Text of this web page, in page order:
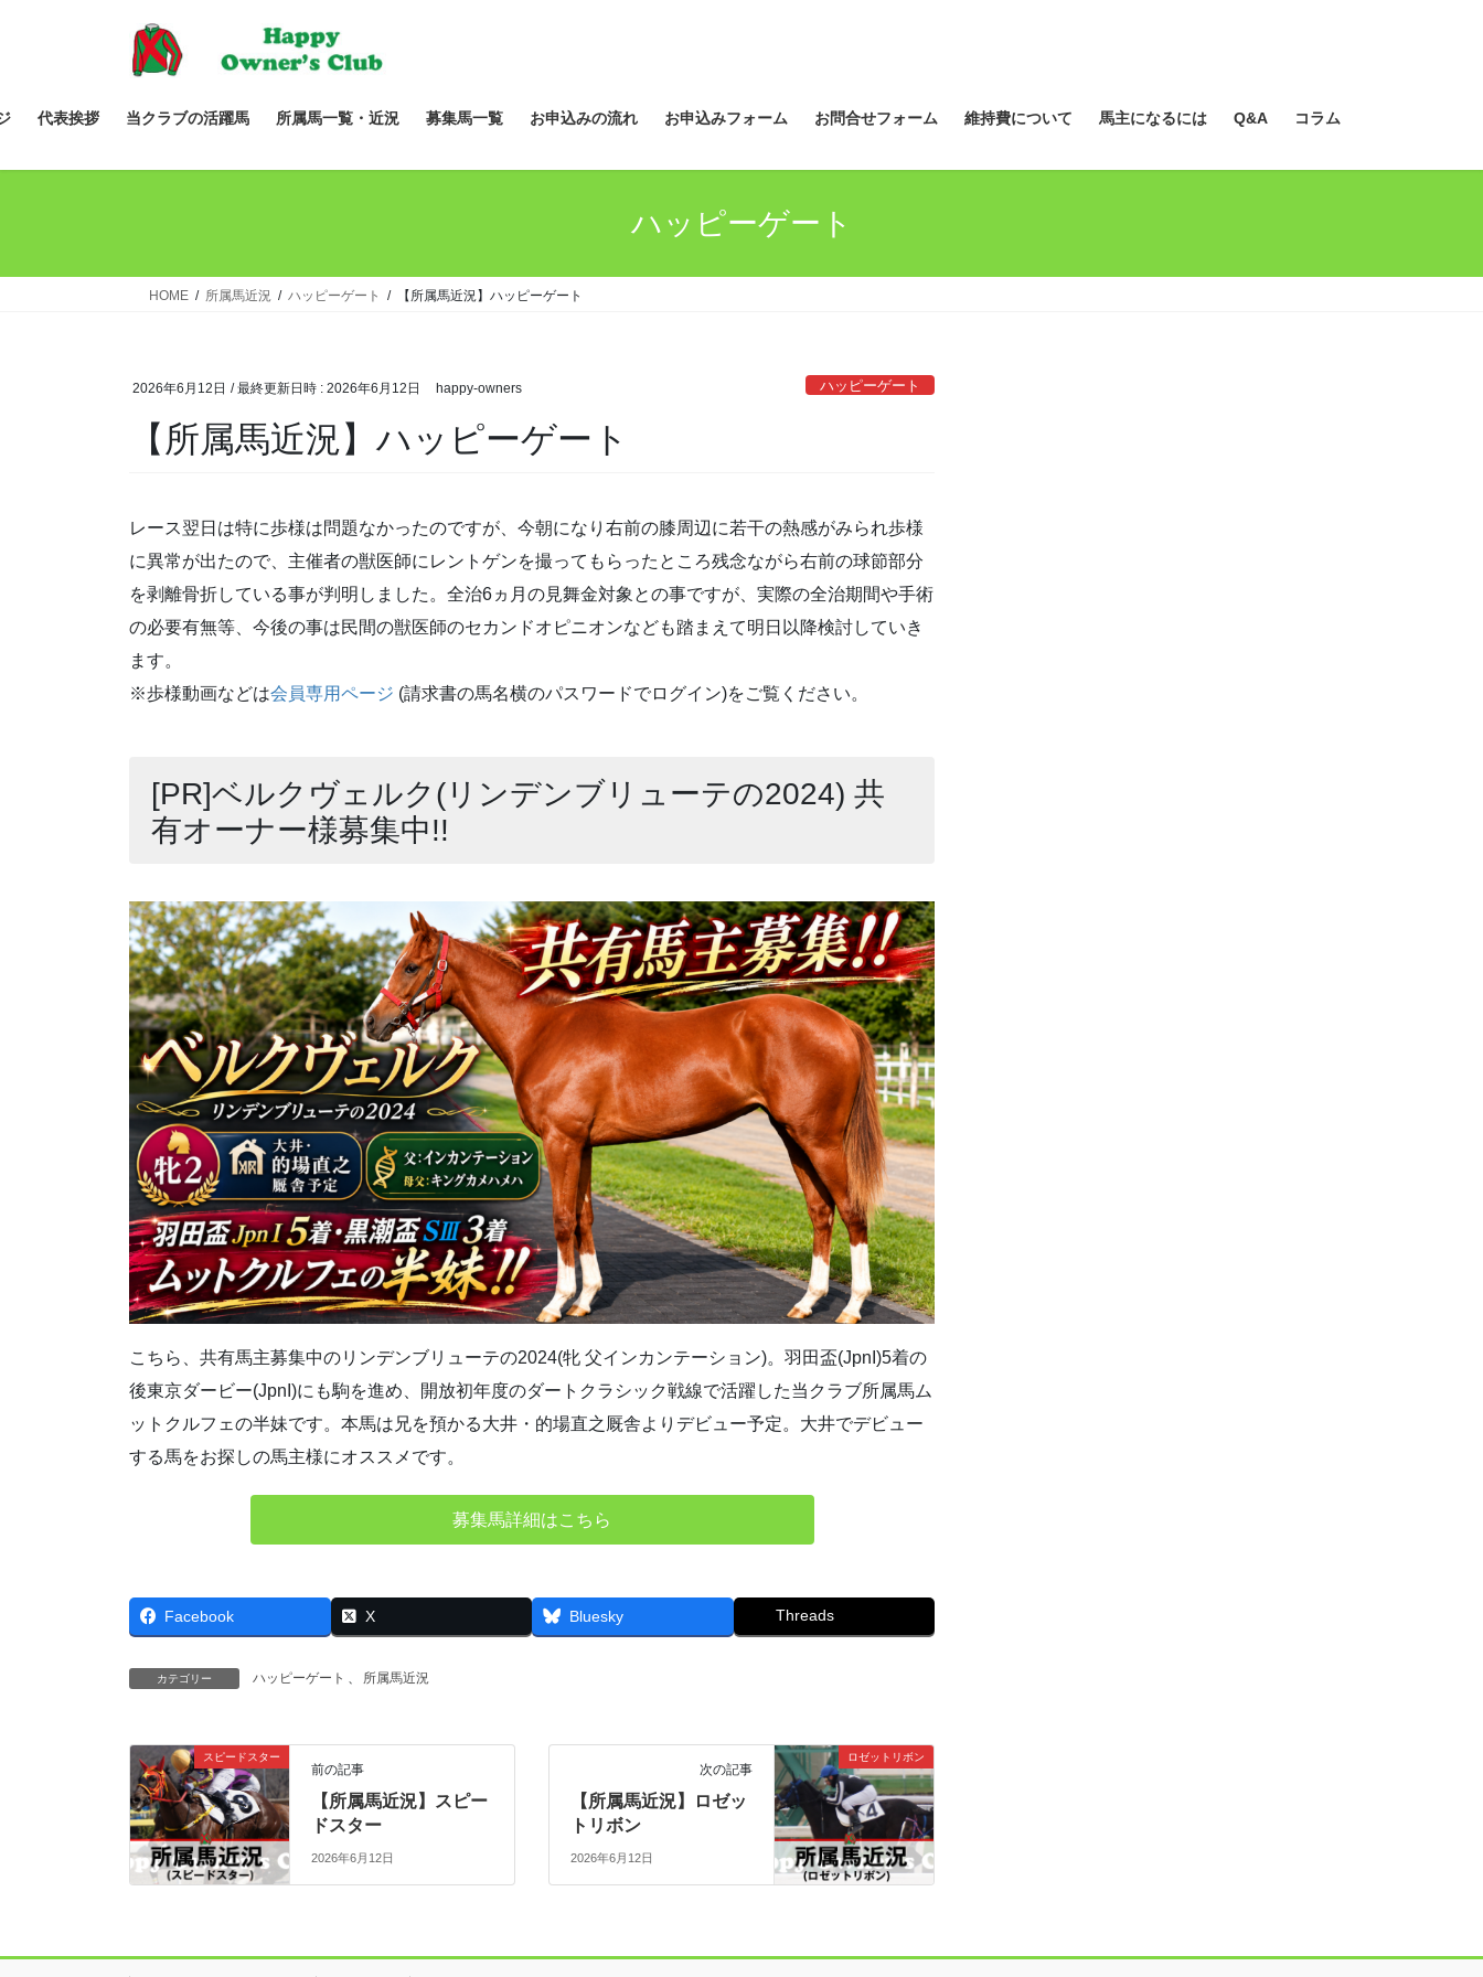
ツ
ス
シ
ン
代表挨拶 当クラブの活躍馬 所属馬一覧・近況 募集馬一覧 お申込みの流れ お申込みフォーム お問合せフォーム 維持費について 馬主になるには Q&A コラム
ハッピーゲート
HOME 所属馬近況 ハッピーゲート 【所属馬近況】ハッピーゲート
2026年6月12日 / 最終更新日時 : 2026年6月12日 happy-owners ハッピーゲート
【所属馬近況】ハッピーゲート
レース翌日は特に歩様は問題なかったのですが、今朝になり右前の膝周辺に若干の熱感がみられ歩様
に異常が出たので、主催者の獣医師にレントゲンを撮ってもらったところ残念ながら右前の球節部分
を剥離骨折している事が判明しました。全治6ヵ月の見舞金対象との事ですが、実際の全治期間や手術
の必要有無等、今後の事は民間の獣医師のセカンドオピニオンなども踏まえて明日以降検討していき
ます。
※歩様動画などは会員専用ページ (請求書の馬名横のパスワードでログイン)をご覧ください。
[PR]ベルクヴェルク(リンデンブリューテの2024) 共
有オーナー様募集中!!
こちら、共有馬主募集中のリンデンブリューテの2024(牝 父インカンテーション)。羽田盃(JpnI)5着の
後東京ダービー(JpnI)にも駒を進め、開放初年度のダートクラシック戦線で活躍した当クラブ所属馬ム
ットクルフェの半妹です。本馬は兄を預かる大井・的場直之厩舎よりデビュー予定。大井でデビュー
する馬をお探しの馬主様にオススメです。
募集馬詳細はこちら
Facebook X Bluesky Threads
カテゴリー ハッピーゲート 、 所属馬近況
スピードスター
前の記事
【所属馬近況】スピー
ドスター
2026年6月12日
ロゼットリボン
次の記事
【所属馬近況】ロゼッ
トリボン
2026年6月12日